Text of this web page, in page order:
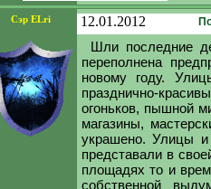
Сэр ELri 12.01.2012
Шли последние
переполнена
новому году.
празднично-
огоньков, пышной
магазины,
украшено. Улицы
представали в
площадях то и
собственной